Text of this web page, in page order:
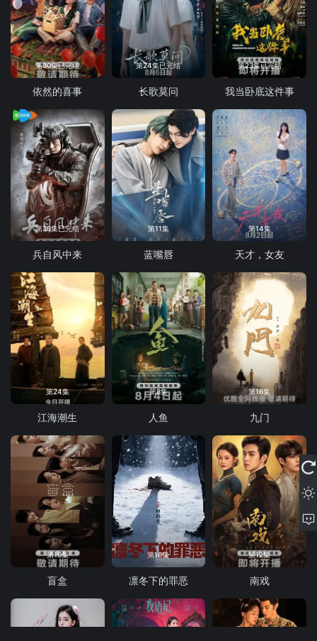
第30集已完结
依然的喜事
第24集已完结
长歌莫问
第23集已完结
我当卧底这件事
第36集已完结
兵自风中来
第11集
蓝嘴唇
第14集
天才，女友
第24集
江海潮生
第8集
人鱼
第16集
九门
第10集
盲盒
第16集
凛冬下的罪恶
第12集
南戏